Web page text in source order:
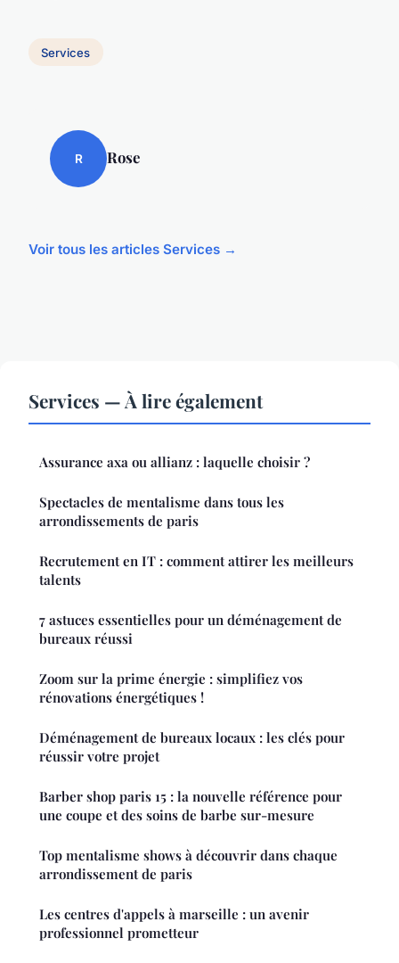
Services
R Rose
Voir tous les articles Services →
Services — À lire également
Assurance axa ou allianz : laquelle choisir ?
Spectacles de mentalisme dans tous les
arrondissements de paris
Recrutement en IT : comment attirer les meilleurs
talents
7 astuces essentielles pour un déménagement de
bureaux réussi
Zoom sur la prime énergie : simplifiez vos
rénovations énergétiques !
Déménagement de bureaux locaux : les clés pour
réussir votre projet
Barber shop paris 15 : la nouvelle référence pour
une coupe et des soins de barbe sur-mesure
Top mentalisme shows à découvrir dans chaque
arrondissement de paris
Les centres d'appels à marseille : un avenir
professionnel prometteur